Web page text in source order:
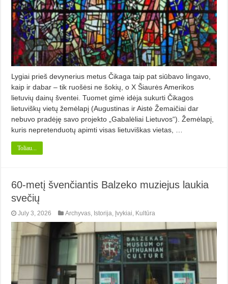
Lygiai prieš devynerius metus Čikaga taip pat siūbavo lingavo,
kaip ir dabar – tik ruošėsi ne šokių, o X Šiaurės Amerikos
lietuvių dainų šventei. Tuomet gimė idėja sukurti Čikagos
lietuviškų vietų žemėlapį (Augustinas ir Aistė Žemaičiai dar
nebuvo pradėję savo projekto „Gabalėliai Lietuvos“). Žemėlapį,
kuris nepretenduotų apimti visas lietuviškas vietas, …
Toliau...
60-metį švenčiantis Balzeko muziejus laukia
svečių
July 3, 2026 Archyvas Istorija Įvykiai Kultūra